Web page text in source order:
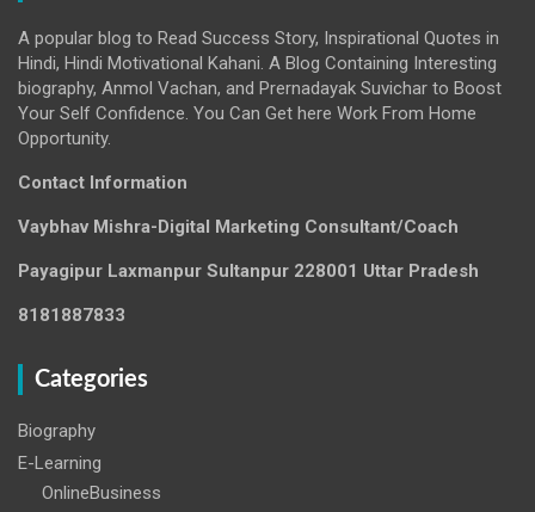
A popular blog to Read Success Story, Inspirational Quotes in
Hindi, Hindi Motivational Kahani. A Blog Containing Interesting
biography, Anmol Vachan, and Prernadayak Suvichar to Boost
Your Self Confidence. You Can Get here Work From Home
Opportunity.
Contact Information
Vaybhav Mishra-Digital Marketing Consultant/Coach
Payagipur Laxmanpur Sultanpur 228001 Uttar Pradesh
8181887833
Categories
Biography
E-Learning
OnlineBusiness